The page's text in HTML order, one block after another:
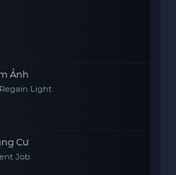
Ảnh
Light
Cư
Job